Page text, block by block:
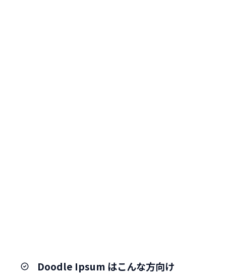
Doodle Ipsum はこんな方向け